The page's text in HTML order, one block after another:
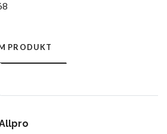
PRODUKT